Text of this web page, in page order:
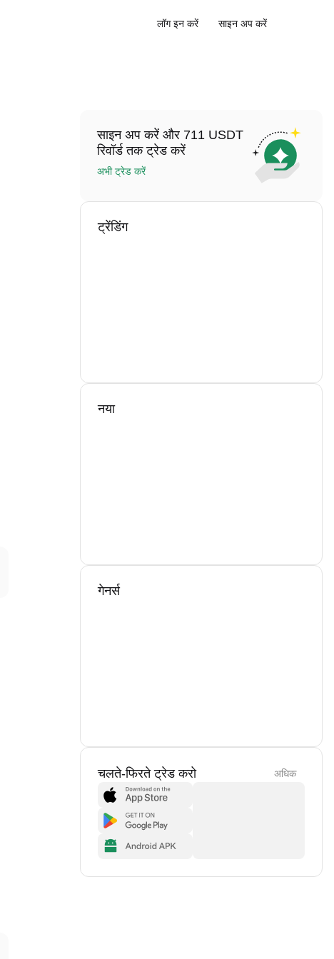
लॉग इन करें साइन अप करें
साइन अप करें और 711 USDT
रिवॉर्ड तक ट्रेड करें
अभी ट्रेड करें
ट्रेंडिंग
नया
गेनर्स
चलते-फिरते ट्रेड करो अधिक